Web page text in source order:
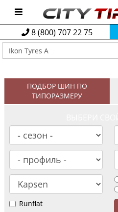
8 (800) 707 22 75
ПОДБОР ШИН ПО
ТИПОРАЗМЕРУ
Runflat